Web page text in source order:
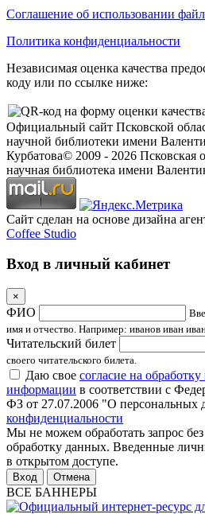
Соглашение об использовании
Политика конфиденциальности
Независимая оценка качества
коду или по ссылке ниже:
Официальный сайт Псковской
научной библиотеки имени
Курбатова© 2009 - 2026 Псковская
научная библиотека имени
Сайт сделан на основе дизайна
Coffee Studio
Вход в личный кабинет
×
ФИО
имя и отчество. Например: иванов иван
Читательский билет
своего читательского билета.
Даю свое согласие на
информации в соответствии с
ФЗ от 27.07.2006 "О персональных
конфиденциальности
Мы не можем обработать запрос
обработку данных. Введенные
в открытом доступе.
Отмена
ВСЕ БАННЕРЫ